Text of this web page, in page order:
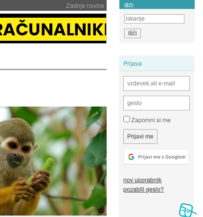
Zadnje novice Išči:
Prijava
Zapomni si me
nov uporabnik
pozabili geslo?